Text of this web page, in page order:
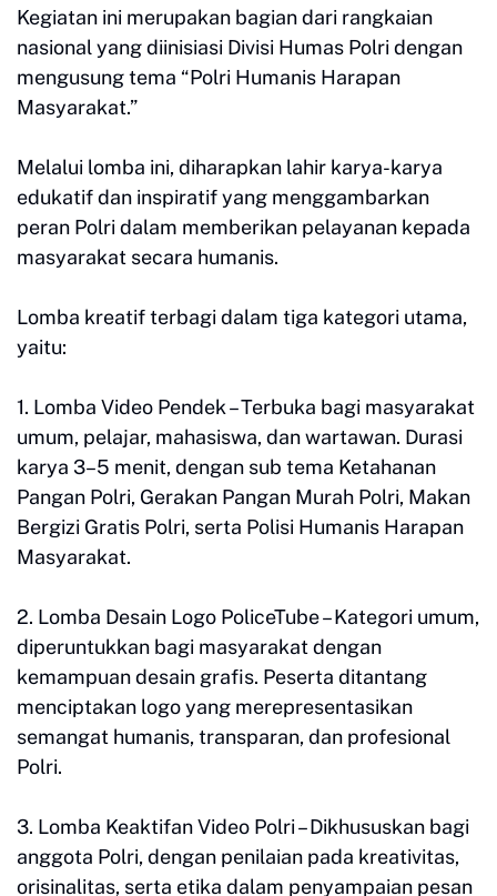
Kegiatan ini merupakan bagian dari rangkaian
nasional yang diinisiasi Divisi Humas Polri dengan
mengusung tema “Polri Humanis Harapan
Masyarakat.”
Melalui lomba ini, diharapkan lahir karya-karya
edukatif dan inspiratif yang menggambarkan
peran Polri dalam memberikan pelayanan kepada
masyarakat secara humanis.
Lomba kreatif terbagi dalam tiga kategori utama,
yaitu:
1. Lomba Video Pendek – Terbuka bagi masyarakat
umum, pelajar, mahasiswa, dan wartawan. Durasi
karya 3–5 menit, dengan sub tema Ketahanan
Pangan Polri, Gerakan Pangan Murah Polri, Makan
Bergizi Gratis Polri, serta Polisi Humanis Harapan
Masyarakat.
2. Lomba Desain Logo PoliceTube – Kategori umum,
diperuntukkan bagi masyarakat dengan
kemampuan desain grafis. Peserta ditantang
menciptakan logo yang merepresentasikan
semangat humanis, transparan, dan profesional
Polri.
3. Lomba Keaktifan Video Polri – Dikhususkan bagi
anggota Polri, dengan penilaian pada kreativitas,
orisinalitas, serta etika dalam penyampaian pesan